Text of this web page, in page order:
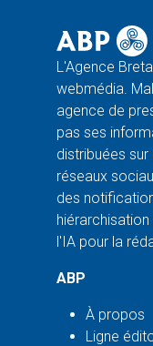
L'Agence
webmédia.
agence de
pas ses
distribuées
réseaux
des
l'IA pour la
ABP
À propos
Ligne